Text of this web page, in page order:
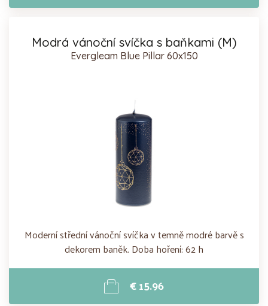
Modrá vánoční svíčka s baňkami (M)
Evergleam Blue Pillar 60x150
Moderní střední vánoční svíčka v temně modré barvě s
dekorem baněk. Doba hoření: 62 h
€ 15.96